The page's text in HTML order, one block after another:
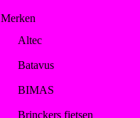
Merken
Altec
Batavus
BIMAS
Brinckers fietsen